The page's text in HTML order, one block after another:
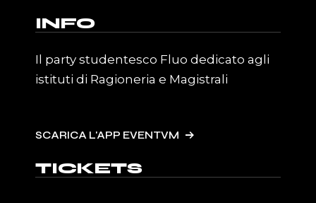
INFO
Il party studentesco Fluo dedicato agli
istituti di Ragioneria e Magistrali
SCARICA L'APP EVENTVM
TICKETS